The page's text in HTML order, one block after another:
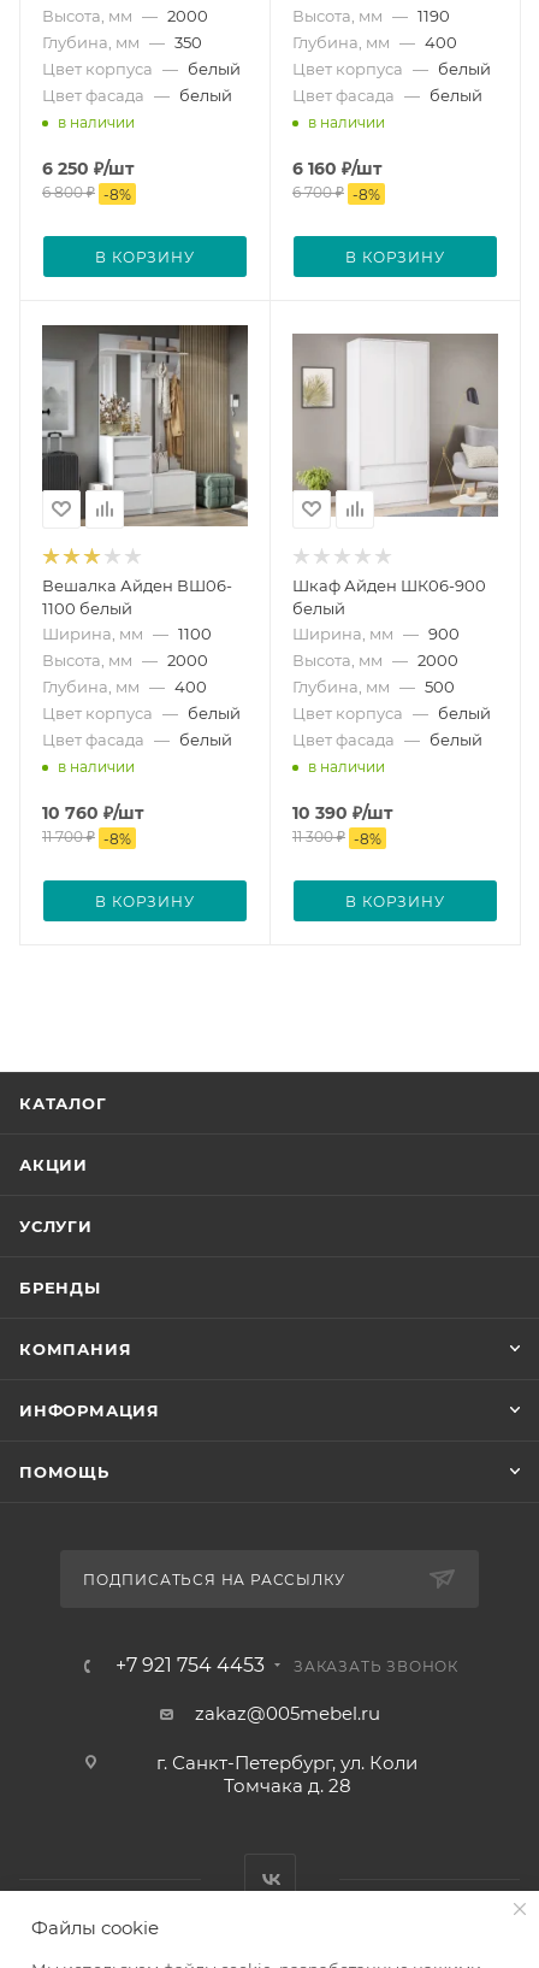
Высота, мм — 2000
Глубина, мм — 350
Цвет корпуса — белый
Цвет фасада — белый
в наличии
6 250 ₽/шт
6 800₽ -8%
В КОРЗИНУ
Высота, мм — 1190
Глубина, мм — 400
Цвет корпуса — белый
Цвет фасада — белый
в наличии
6 160 ₽/шт
6 700₽ -8%
В КОРЗИНУ
Вешалка Айден ВШ06-
1100 белый
Ширина, мм — 1100
Высота, мм — 2000
Глубина, мм — 400
Цвет корпуса — белый
Цвет фасада — белый
в наличии
10 760 ₽/шт
11 700₽ -8%
В КОРЗИНУ
Шкаф Айден ШК06-900
белый
Ширина, мм — 900
Высота, мм — 2000
Глубина, мм — 500
Цвет корпуса — белый
Цвет фасада — белый
в наличии
10 390 ₽/шт
11 300₽ -8%
В КОРЗИНУ
КАТАЛОГ
АКЦИИ
УСЛУГИ
БРЕНДЫ
КОМПАНИЯ
ИНФОРМАЦИЯ
ПОМОЩЬ
ПОДПИСАТЬСЯ НА РАССЫЛКУ
+7 921 754 4453 ЗАКАЗАТЬ ЗВОНОК
zakaz@005mebel.ru
г. Санкт-Петербург, ул. Коли
Томчака д. 28
Файлы cookie